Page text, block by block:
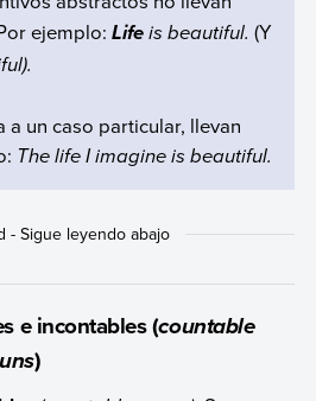
ejemplo: Lifeis beautiful. (Y
).
a un caso particular, llevan
The life I imagine is beautiful.
e incontables (countable
)